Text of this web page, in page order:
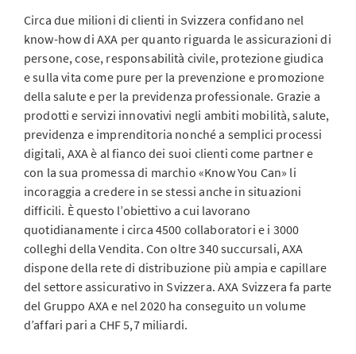
Circa due milioni di clienti in Svizzera confidano nel
know-how di AXA per quanto riguarda le assicurazioni di
persone, cose, responsabilità civile, protezione giudica
e sulla vita come pure per la prevenzione e promozione
della salute e per la previdenza professionale. Grazie a
prodotti e servizi innovativi negli ambiti mobilità, salute,
previdenza e imprenditoria nonché a semplici processi
digitali, AXA è al fianco dei suoi clienti come partner e
con la sua promessa di marchio «Know You Can» li
incoraggia a credere in se stessi anche in situazioni
difficili. È questo l’obiettivo a cui lavorano
quotidianamente i circa 4500 collaboratori e i 3000
colleghi della Vendita. Con oltre 340 succursali, AXA
dispone della rete di distribuzione più ampia e capillare
del settore assicurativo in Svizzera. AXA Svizzera fa parte
del Gruppo AXA e nel 2020 ha conseguito un volume
d’affari pari a CHF 5,7 miliardi.